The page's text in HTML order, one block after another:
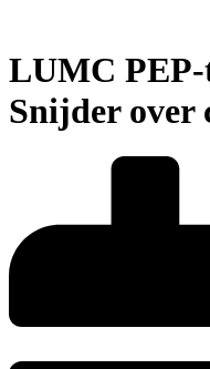
LUMC
Snijder over